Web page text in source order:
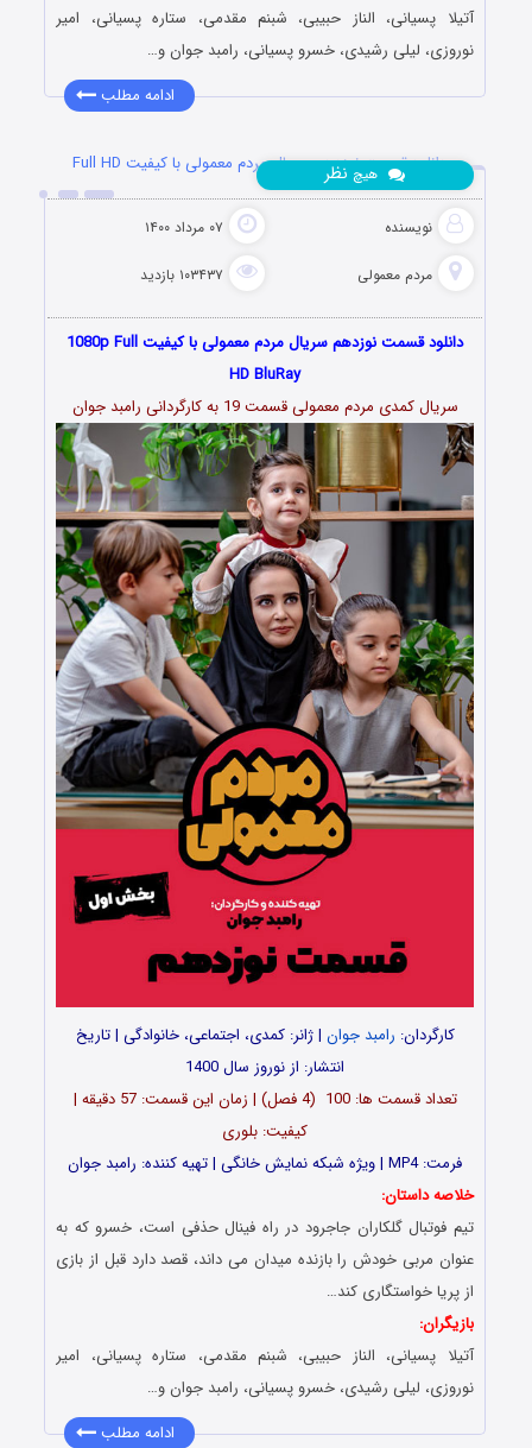
آتیلا پسیانی، الناز حبیبی، شبنم مقدمی، ستاره پسیانی، امیر
نوروزی، لیلی رشیدی، خسرو پسیانی، رامبد جوان و…
ادامه مطلب
دانلود قسمت نوزدهم سریال مردم معمولی با کیفیت Full HD
نویسنده ۰۷ مرداد ۱۴۰۰
مردم معمولی ۱۰۳۴۳۷ بازدید
هیچ نظر
دانلود قسمت نوزدهم سریال مردم معمولی با کیفیت 1080p Full
HD BluRay
سریال کمدی مردم معمولی قسمت 19 به کارگردانی رامبد جوان
کارگردان: رامبد جوان | ژانر: کمدی، اجتماعی، خانوادگی | تاریخ
انتشار: از نوروز سال 1400
تعداد قسمت ها: 100 (4 فصل) | زمان این قسمت: 57 دقیقه |
کیفیت: بلوری
فرمت: MP4 | ویژه شبکه نمایش خانگی | تهیه کننده: رامبد جوان
خلاصه داستان:
تیم فوتبال گلکاران جاجرود در راه فینال حذفی است، خسرو که به
عنوان مربی خودش را بازنده میدان می داند، قصد دارد قبل از بازی
از پریا خواستگاری کند…
بازیگران:
آتیلا پسیانی، الناز حبیبی، شبنم مقدمی، ستاره پسیانی، امیر
نوروزی، لیلی رشیدی، خسرو پسیانی، رامبد جوان و…
ادامه مطلب